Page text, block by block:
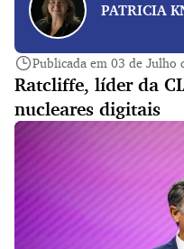
PATRICIA
Publicada em 03 de Julho
Ratcliffe, líder da
nucleares digitais